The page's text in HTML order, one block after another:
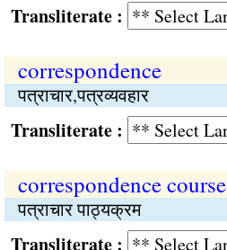
:
correspondence
पत्राचार,पत्रव्यवहार
:
correspondence course
पत्राचार पाठ्यक्रम
: